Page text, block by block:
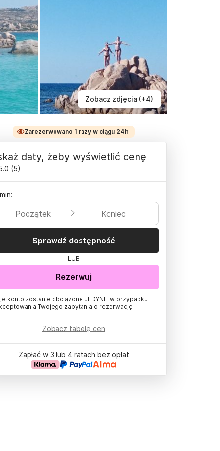
Zobacz zdjęcia (+4)
Zarezerwowano 1 razy w ciągu 24h
daty, żeby wyświetlić cenę
(5)
Początek Koniec
Sprawdź dostępność
LUB
Rezerwuj
konto zostanie obciążone JEDYNIE w przypadku
Twojego zapytania o rezerwację
Zobacz tabelę cen
Zapłać w 3 lub 4 ratach bez opłat